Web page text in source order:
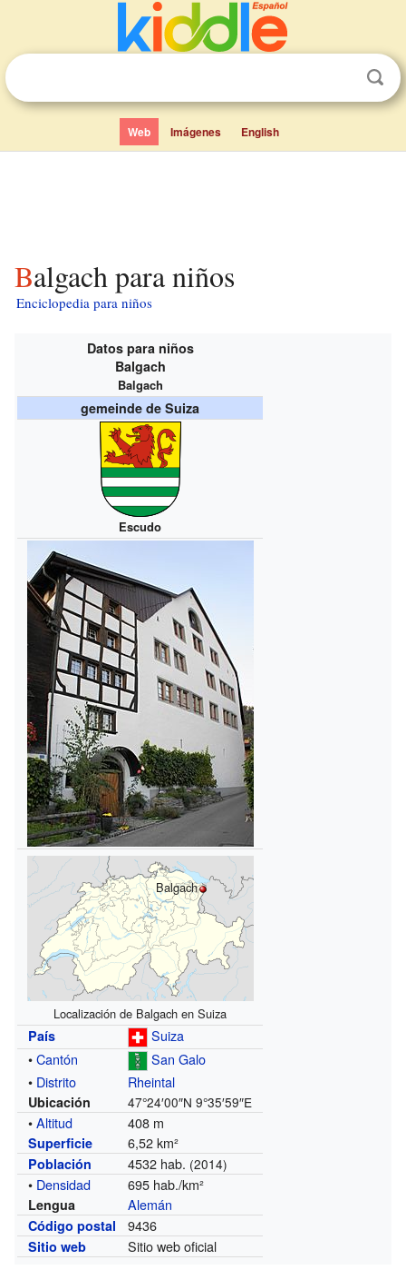
Web Imágenes English
Balgach para niños
Enciclopedia para niños
Datos para niños
Balgach
Balgach
gemeinde de Suiza
Escudo
Balgach
Localización de Balgach en Suiza
País
Suiza
•Cantón
San Galo
• Distrito Rheintal
Ubicación 47°24′00″N 9°35′59″E
•Altitud 408 m
Superficie 6,52 km²
Población 4532 hab. (2014)
• Densidad 695 hab./km²
Lengua Alemán
Código postal 9436
Sitio web Sitio web oficial